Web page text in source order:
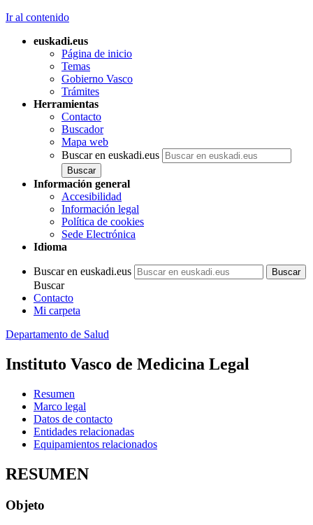
Ir al contenido
euskadi.eus
Página de inicio
Temas
Gobierno Vasco
Trámites
Herramientas
Contacto
Buscador
Mapa web
Buscar en euskadi.eus
Información general
Accesibilidad
Información legal
Política de cookies
Sede Electrónica
Idioma
Buscar en euskadi.eus
Buscar
Contacto
Mi carpeta
Departamento de Salud
Instituto Vasco de Medicina Legal
Resumen
Marco legal
Datos de contacto
Entidades relacionadas
Equipamientos relacionados
RESUMEN
Objeto